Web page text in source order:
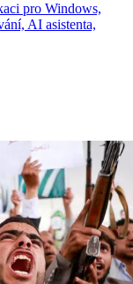
pro Windows,
AI asistenta,